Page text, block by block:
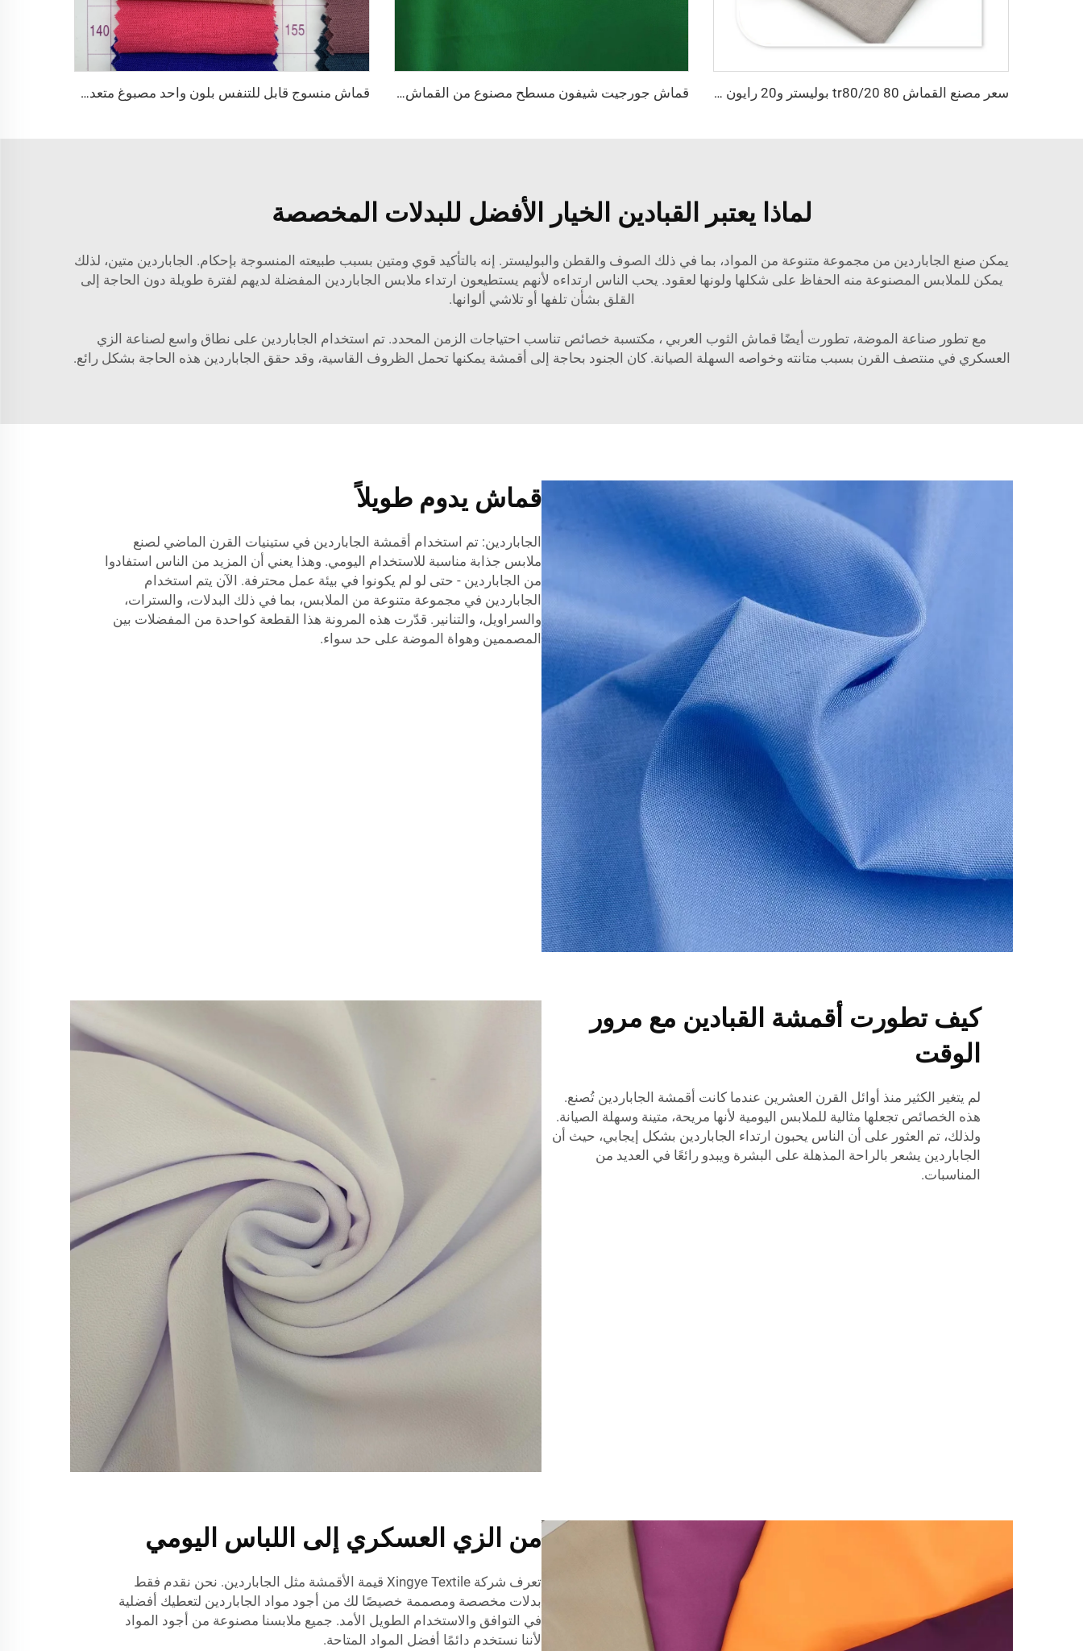
سعر مصنع القماش tr80/20 80 بوليستر و20 رايون مناسب للرجال قماش جورجيت شيفون مسطح مصنوع من القماش المنسوج للفساتين قماش منسوج قابل للتنفس بلون واحد مصبوغ متعدد الألوان 100٪ بوليستر CEY
لماذا يعتبر القبادين الخيار الأفضل للبدلات المخصصة
يمكن صنع الجاباردين من مجموعة متنوعة من المواد، بما في ذلك الصوف والقطن والبوليستر. إنه بالتأكيد قوي ومتين بسبب طبيعته المنسوجة بإحكام. الجاباردين متين، لذلك
يمكن للملابس المصنوعة منه الحفاظ على شكلها ولونها لعقود. يحب الناس ارتداءه لأنهم يستطيعون ارتداء ملابس الجاباردين المفضلة لديهم لفترة طويلة دون الحاجة إلى
القلق بشأن تلفها أو تلاشي ألوانها.
مع تطور صناعة الموضة، تطورت أيضًا قماش الثوب العربي ، مكتسبة خصائص تناسب احتياجات الزمن المحدد. تم استخدام الجاباردين على نطاق واسع لصناعة الزي
العسكري في منتصف القرن بسبب متانته وخواصه السهلة الصيانة. كان الجنود بحاجة إلى أقمشة يمكنها تحمل الظروف القاسية، وقد حقق الجاباردين هذه الحاجة بشكل رائع.
قماش يدوم طويلاً
الجاباردين: تم استخدام أقمشة الجاباردين في ستينيات القرن الماضي لصنع
ملابس جذابة مناسبة للاستخدام اليومي. وهذا يعني أن المزيد من الناس استفادوا
من الجاباردين - حتى لو لم يكونوا في بيئة عمل محترفة. الآن يتم استخدام
الجاباردين في مجموعة متنوعة من الملابس، بما في ذلك البدلات، والسترات،
والسراويل، والتنانير. قدّرت هذه المرونة هذا القطعة كواحدة من المفضلات بين
المصممين وهواة الموضة على حد سواء.
كيف تطورت أقمشة القبادين مع مرور
الوقت
لم يتغير الكثير منذ أوائل القرن العشرين عندما كانت أقمشة الجاباردين تُصنع.
هذه الخصائص تجعلها مثالية للملابس اليومية لأنها مريحة، متينة وسهلة الصيانة.
ولذلك، تم العثور على أن الناس يحبون ارتداء الجاباردين بشكل إيجابي، حيث أن
الجاباردين يشعر بالراحة المذهلة على البشرة ويبدو رائعًا في العديد من
المناسبات.
من الزي العسكري إلى اللباس اليومي
تعرف شركة Xingye Textile قيمة الأقمشة مثل الجاباردين. نحن نقدم فقط
بدلات مخصصة ومصممة خصيصًا لك من أجود مواد الجاباردين لتعطيك أفضلية
في التوافق والاستخدام الطويل الأمد. جميع ملابسنا مصنوعة من أجود المواد
لأننا نستخدم دائمًا أفضل المواد المتاحة.